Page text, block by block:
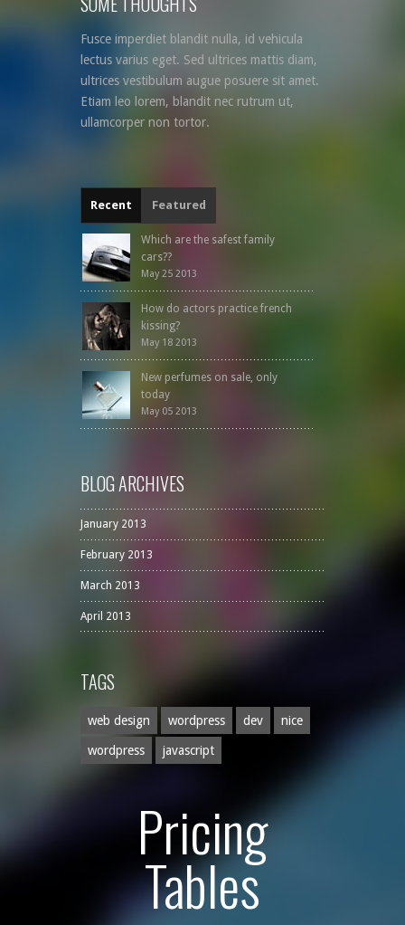
Fusce imperdiet blandit nulla, id vehicula
lectus varius eget. Sed ultrices mattis diam,
ultrices vestibulum augue posuere sit amet.
Etiam leo lorem, blandit nec rutrum ut,
ullamcorper non tortor.
Recent Featured
Which are the safest family
cars??
May 25 2013
How do actors practice french
kissing?
May 18 2013
New perfumes on sale, only
today
May 05 2013
BLOG ARCHIVES
January 2013
February 2013
March 2013
April 2013
TAGS
web design wordpress dev nice
wordpress javascript
Pricing
Tables